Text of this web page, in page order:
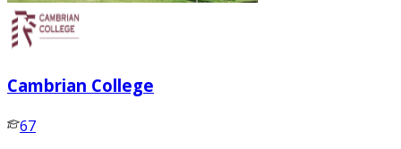
Cambrian College
67